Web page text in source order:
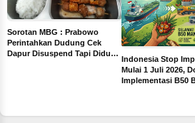
Sorotan MBG : Prabowo
Perintahkan Dudung Cek
Dapur Disuspend Tapi Diduga
Indonesia Stop
Mulai 1 Juli 2026,
Implementasi B50